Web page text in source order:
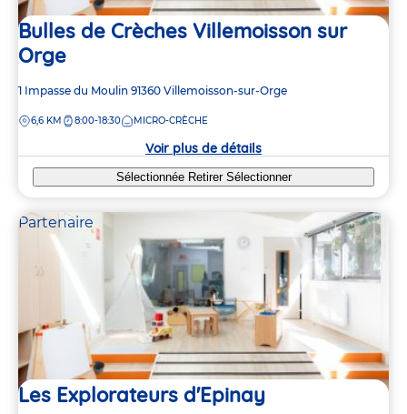
Bulles de Crèches Villemoisson sur
Orge
Adresse
la
1 Impasse du Moulin 91360 Villemoisson-sur-Orge
DISTANCE
6,6 KM 8:00-18:30 MICRO-CRÈCHE
Voir plus de détails
Sélectionnée Retirer Sélectionner
Partenaire
Les Explorateurs d'Epinay